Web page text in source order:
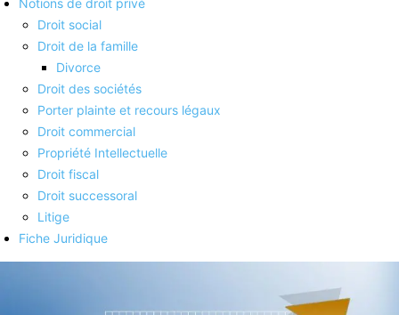
Notions de droit privé
Droit social
Droit de la famille
Divorce
Droit des sociétés
Porter plainte et recours légaux
Droit commercial
Propriété Intellectuelle
Droit fiscal
Droit successoral
Litige
Fiche Juridique